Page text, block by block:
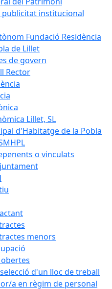
publicitat institucional
Fundació Residència
de Lillet
de govern
Rector
Lillet, SL
d'Habitatge de la Pobla
o vinculats
menors
d'un lloc de treball
a en règim de personal